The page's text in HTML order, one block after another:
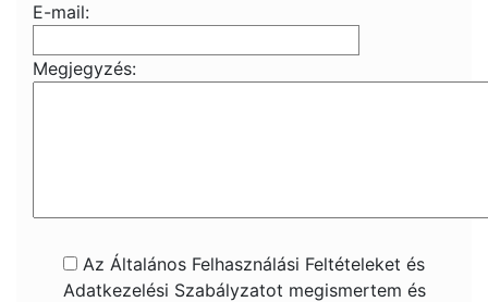
E-mail:
Megjegyzés:
Az Általános Felhasználási Feltételeket és
Adatkezelési Szabályzatot megismertem és